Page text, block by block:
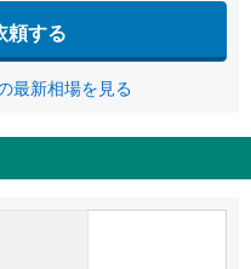
頼する
最新相場を見る